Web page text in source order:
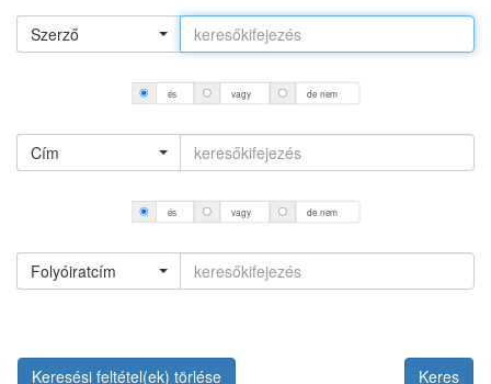
Szerző
és vagy de nem
Cím
és vagy de nem
Folyóiratcím
Keresési feltétel(ek) törlése